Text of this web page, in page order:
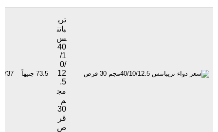
تري
باتن
س
40
/1
0/
12
.5
مج
م
30
قر
ص
73.5 جنيهاً 1737 مشاهدة